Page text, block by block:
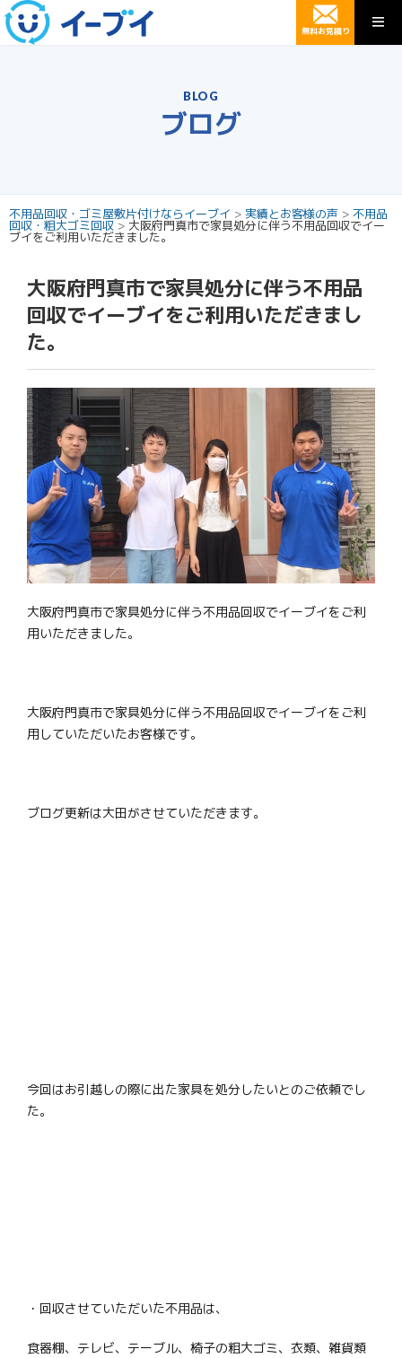
無料お見積り
BLOG
ブログ
不用品回収・ゴミ屋敷片付けならイーブイ > 実績とお客様の声 > 不用品
回収・粗大ゴミ回収 > 大阪府門真市で家具処分に伴う不用品回収でイー
ブイをご利用いただきました。
大阪府門真市で家具処分に伴う不用品
回収でイーブイをご利用いただきまし
た。
大阪府門真市で家具処分に伴う不用品回収でイーブイをご利
用いただきました。
大阪府門真市で家具処分に伴う不用品回収でイーブイをご利
用していただいたお客様です。
ブログ更新は大田がさせていただきます。
今回はお引越しの際に出た家具を処分したいとのご依頼でし
た。
・回収させていただいた不用品は、
食器棚、テレビ、テーブル、椅子の粗大ゴミ、衣類、雑貨類